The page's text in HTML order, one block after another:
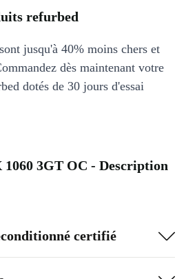
refurbed
jusqu'à 40% moins chers et
dès maintenant votre
dotés de 30 jours d'essai
3GT OC - Description
certifié